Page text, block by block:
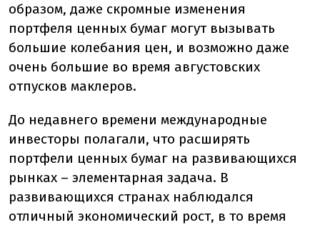
образом, даже скромные изменения
портфеля ценных бумаг могут вызывать
большие колебания цен, и возможно даже
очень большие во время августовских
отпусков маклеров.
До недавнего времени международные
инвесторы полагали, что расширять
портфели ценных бумаг на развивающихся
рынках – элементарная задача. В
развивающихся странах наблюдался
отличный экономический рост, в то время